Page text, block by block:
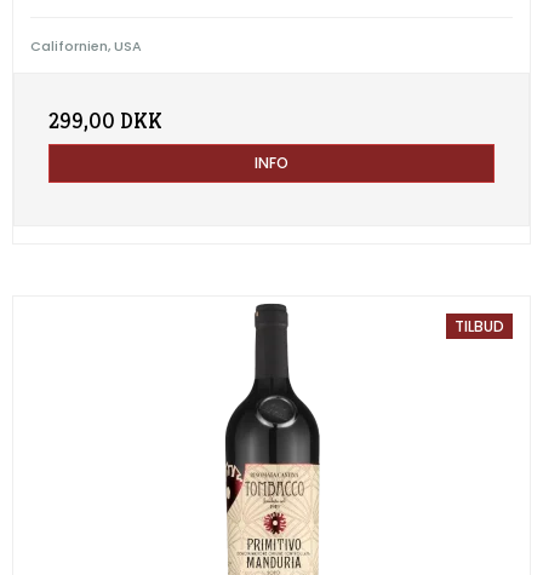
Californien, USA
299,00 DKK
INFO
TILBUD